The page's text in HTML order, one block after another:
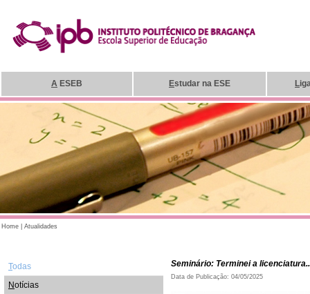
A ESEB Estudar na ESE L
Home Atualidades
Todas
Notícias
Seminário: Terminei a
Data de Publicação: 04/05/2025